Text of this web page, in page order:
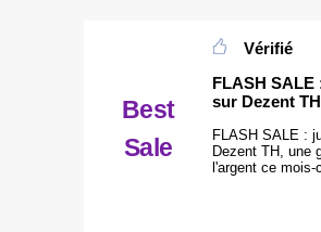
Best
Sale
Vérifié
FLASH
sur Dezent TH
FLASH SALE :
Dezent TH, une
l'argent ce mois-